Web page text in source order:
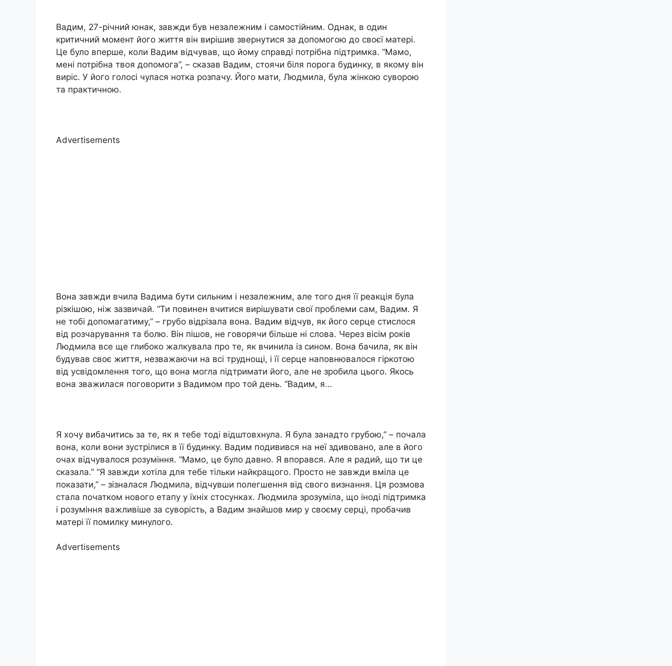
Вадим, 27-річний юнак, завжди був незалежним і самостійним. Однак, в один
критичний момент його життя він вирішив звернутися за допомогою до своєї матері.
Це було вперше, коли Вадим відчував, що йому справді потрібна підтримка. “Мамо,
мені потрібна твоя допомога”, – сказав Вадим, стоячи біля порога будинку, в якому він
виріс. У його голосі чулася нотка розпачу. Його мати, Людмила, була жінкою суворою
та практичною.
Advertisements
Вона завжди вчила Вадима бути сильним і незалежним, але того дня її реакція була
різкішою, ніж зазвичай. “Ти повинен вчитися вирішувати свої проблеми сам, Вадим. Я
не тобі допомагатиму,” – грубо відрізала вона. Вадим відчув, як його серце стислося
від розчарування та болю. Він пішов, не говорячи більше ні слова. Через вісім років
Людмила все ще глибоко жалкувала про те, як вчинила із сином. Вона бачила, як він
будував своє життя, незважаючи на всі труднощі, і її серце наповнювалося гіркотою
від усвідомлення того, що вона могла підтримати його, але не зробила цього. Якось
вона зважилася поговорити з Вадимом про той день. “Вадим, я…
Я хочу вибачитись за те, як я тебе тоді відштовхнула. Я була занадто грубою,” – почала
вона, коли вони зустрілися в її будинку. Вадим подивився на неї здивовано, але в його
очах відчувалося розуміння. “Мамо, це було давно. Я впорався. Але я радий, що ти це
сказала.” “Я завжди хотіла для тебе тільки найкращого. Просто не завжди вміла це
показати,” – зізналася Людмила, відчувши полегшення від свого визнання. Ця розмова
стала початком нового етапу у їхніх стосунках. Людмила зрозуміла, що іноді підтримка
і розуміння важливіше за суворість, а Вадим знайшов мир у своєму серці, пробачив
матері її помилку минулого.
Advertisements